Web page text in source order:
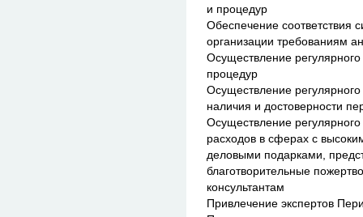
и процедур
Обеспечение соответствия
организации требованиям
Осуществление
процедур
Осуществление регулярного
наличия и достоверности
Осуществление
расходов в сферах с
деловыми подарками,
благотворительные
консультантам
Привлечение экспертов